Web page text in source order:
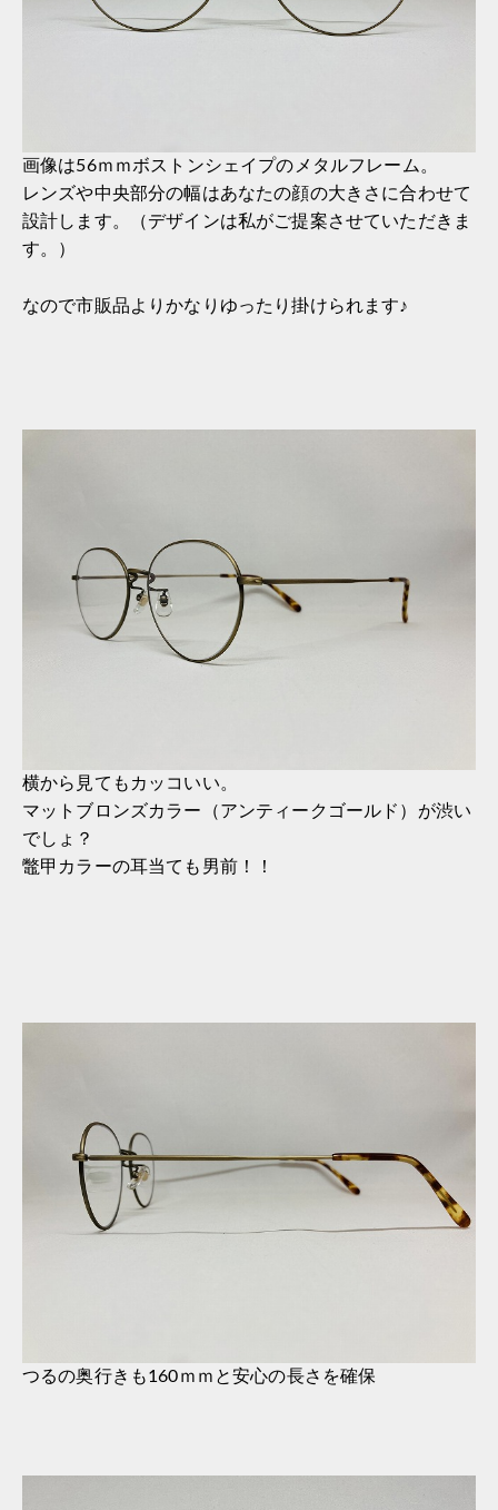
画像は56ｍｍボストンシェイプのメタルフレーム。
レンズや中央部分の幅はあなたの顔の大きさに合わせて
設計します。（デザインは私がご提案させていただきま
す。）
なので市販品よりかなりゆったり掛けられます♪
横から見てもカッコいい。
マットブロンズカラー（アンティークゴールド）が渋い
でしょ？
鼈甲カラーの耳当ても男前！！
つるの奥行きも160ｍｍと安心の長さを確保